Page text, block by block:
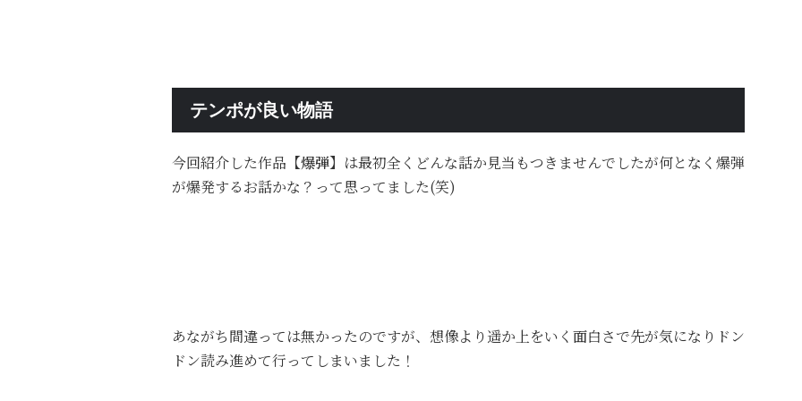
テンポが良い物語
今回紹介した作品 【爆弾】 は最初全くどんな話か見当もつきませんでしたが何となく爆弾
が爆発するお話かな？って思ってました(笑)
あながち間違っては無かったのですが、想像より遥か上をいく面白さで先が気になりドン
ドン読み進めて行ってしまいました！